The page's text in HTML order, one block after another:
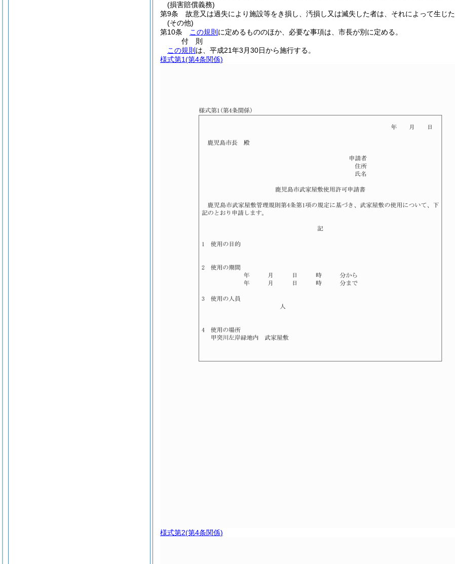
(損害賠償義務)
第9条
故意又は過失により施設等をき損し、汚損し又は滅失した者は、それによって生じ
(その他)
第10条
この規則 に定めるもののほか、必要な事項は、市長が別に定める。
付 則
この規則 は、平成21年3月30日から施行する。
様式第1(第4条関係)
様式第2(第4条関係)